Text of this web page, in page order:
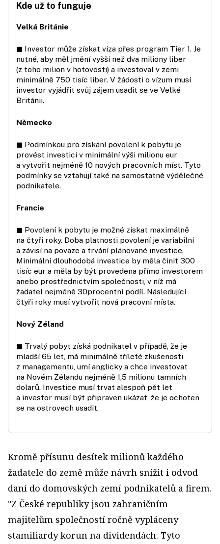
Kde už to funguje
Velká Británie
◼ Investor může získat víza přes program Tier 1. Je
nutné, aby měl jmění vyšší než dva miliony liber
(z toho milion v hotovosti) a investoval v zemi
minimálně 750 tisíc liber. V žádosti o vízum musí
investor vyjádřit svůj zájem usadit se ve Velké
Británii.
Německo
◼ Podmínkou pro získání povolení k pobytu je
provést investici v minimální výši milionu eur
a vytvořit nejméně 10 nových pracovních míst. Tyto
podmínky se vztahují také na samostatně výdělečné
podnikatele.
Francie
◼ Povolení k pobytu je možné získat maximálně
na čtyři roky. Doba platnosti povolení je variabilní
a závisí na povaze a trvání plánované investice.
Minimální dlouhodobá investice by měla činit 300
tisíc eur a měla by být provedena přímo investorem
anebo prostřednictvím společnosti, v níž má
žadatel nejméně 30procentní podíl. Následující
čtyři roky musí vytvořit nová pracovní místa.
Nový Zéland
◼ Trvalý pobyt získá podnikatel v případě, že je
mladší 65 let, má minimálně tříleté zkušenosti
z managementu, umí anglicky a chce investovat
na Novém Zélandu nejméně 1,5 milionu tamních
dolarů. Investice musí trvat alespoň pět let
a investor musí být připraven ukázat, že je ochoten
se na ostrovech usadit.
Kromě přísunu desítek milionů každého
žadatele do země může návrh snížit i odvod
daní do domovských zemí podnikatelů a firem.
"Z České republiky jsou zahraničním
majitelům společností ročně vypláceny
stamiliardy korun na dividendách. Tyto